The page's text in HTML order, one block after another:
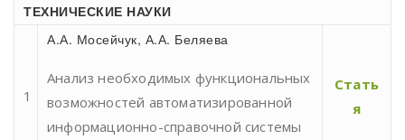
ТЕХНИЧЕСКИЕ НАУКИ
1
А.А. Мосейчук, А.А. Беляева
Анализ необходимых функциональных
возможностей автоматизированной
информационно-справочной системы
Стать
я